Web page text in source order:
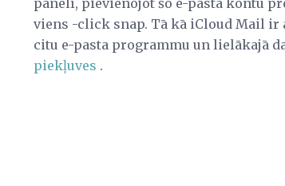
panelī, pievienojot šo e-pasta kontu
viens -click snap. Tā kā iCloud Mail
citu e-pasta programmu un lielākajā
piekļuves .